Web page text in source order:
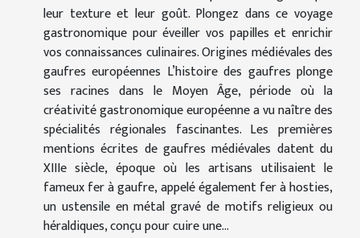
leur texture et leur goût. Plongez dans ce voyage
gastronomique pour éveiller vos papilles et enrichir
vos connaissances culinaires. Origines médiévales des
gaufres européennes L’histoire des gaufres plonge
ses racines dans le Moyen Âge, période où la
créativité gastronomique européenne a vu naître des
spécialités régionales fascinantes. Les premières
mentions écrites de gaufres médiévales datent du
XIIIe siècle, époque où les artisans utilisaient le
fameux fer à gaufre, appelé également fer à hosties,
un ustensile en métal gravé de motifs religieux ou
héraldiques, conçu pour cuire une...